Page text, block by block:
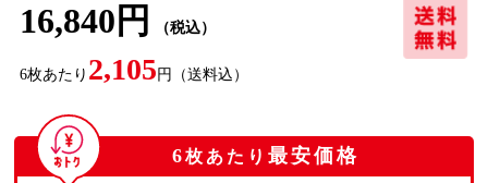
16,840円 （税込）
6枚あたり 2,105 円 （送料込）
6枚あたり 最安価格